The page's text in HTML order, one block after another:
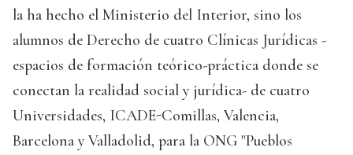
la ha hecho el Ministerio del Interior, sino los
alumnos de Derecho de cuatro Clínicas Jurídicas -
espacios de formación teórico-práctica donde se
conectan la realidad social y jurídica- de cuatro
Universidades, ICADE-Comillas, Valencia,
Barcelona y Valladolid, para la ONG "Pueblos